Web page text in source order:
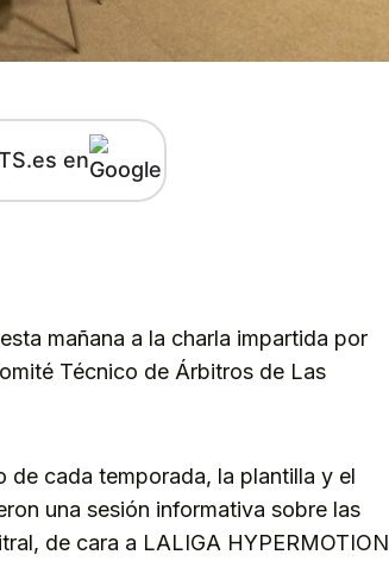
en
mañana a la charla impartida por
Técnico de Árbitros de Las
de cada temporada, la plantilla y el
una sesión informativa sobre las
de cara a LALIGA HYPERMOTION